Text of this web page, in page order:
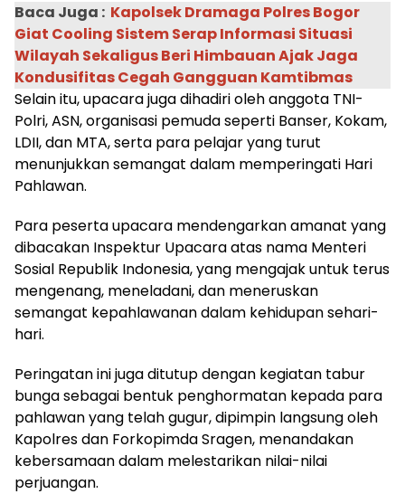
Baca Juga : Kapolsek Dramaga Polres Bogor
Giat Cooling Sistem Serap Informasi Situasi
Wilayah Sekaligus Beri Himbauan Ajak Jaga
Kondusifitas Cegah Gangguan Kamtibmas
Selain itu, upacara juga dihadiri oleh anggota TNI-
Polri, ASN, organisasi pemuda seperti Banser, Kokam,
LDII, dan MTA, serta para pelajar yang turut
menunjukkan semangat dalam memperingati Hari
Pahlawan.
Para peserta upacara mendengarkan amanat yang
dibacakan Inspektur Upacara atas nama Menteri
Sosial Republik Indonesia, yang mengajak untuk terus
mengenang, meneladani, dan meneruskan
semangat kepahlawanan dalam kehidupan sehari-
hari.
Peringatan ini juga ditutup dengan kegiatan tabur
bunga sebagai bentuk penghormatan kepada para
pahlawan yang telah gugur, dipimpin langsung oleh
Kapolres dan Forkopimda Sragen, menandakan
kebersamaan dalam melestarikan nilai-nilai
perjuangan.